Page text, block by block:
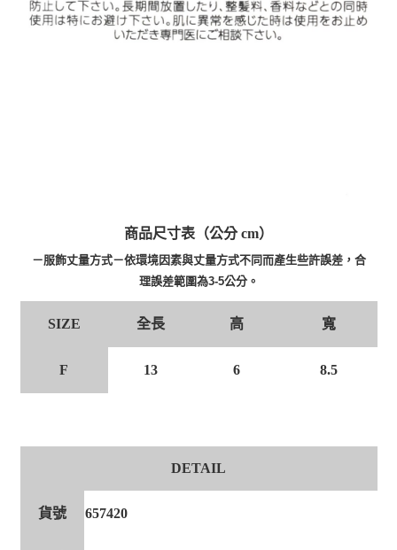
商品尺寸表（公分 cm）
－服飾丈量方式－依環境因素與丈量方式不同而產生些許誤差，合
理誤差範圍為3-5公分。
SIZE 全長 高 寬
F 13 6 8.5
DETAIL
貨號 657420